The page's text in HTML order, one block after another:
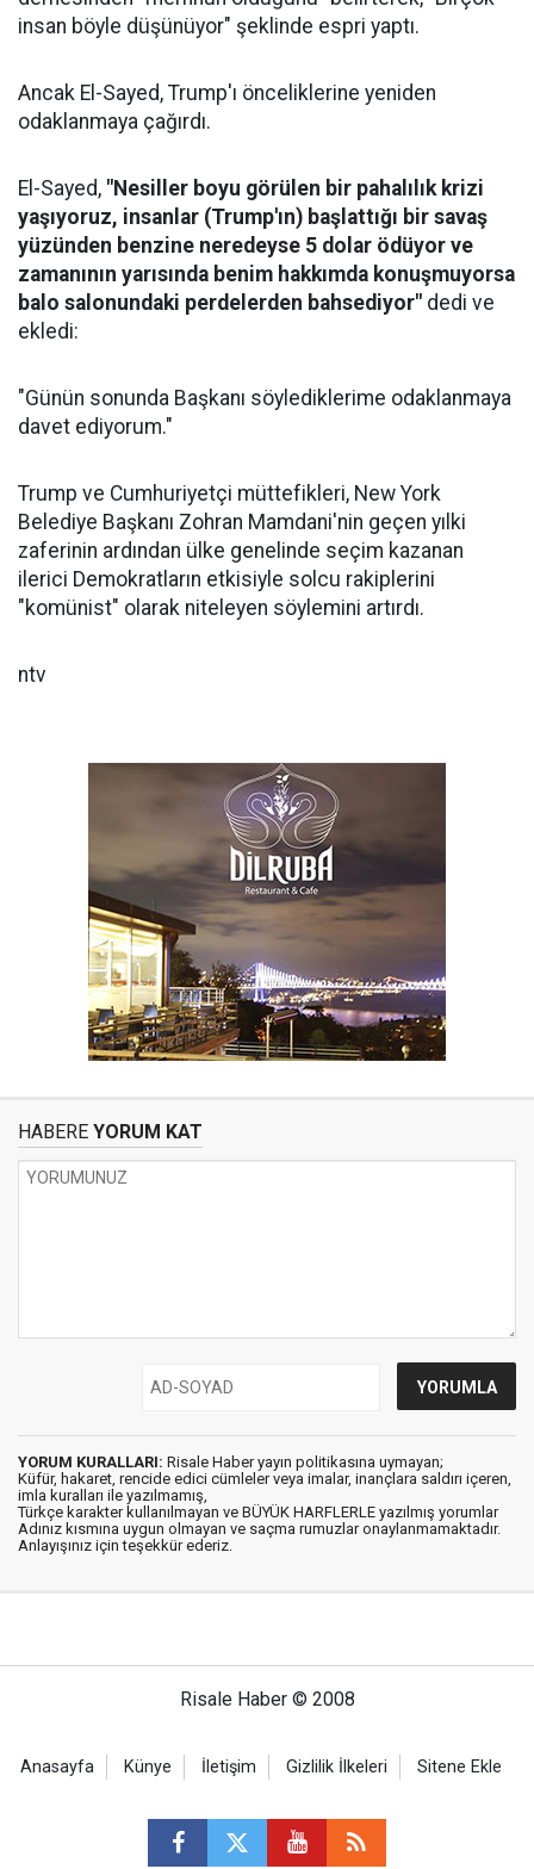
insan böyle düşünüyor" şeklinde espri yaptı.
Ancak El-Sayed, Trump'ı önceliklerine yeniden
odaklanmaya çağırdı.
El-Sayed, "Nesiller boyu görülen bir pahalılık krizi
yaşıyoruz, insanlar (Trump'ın) başlattığı bir savaş
yüzünden benzine neredeyse 5 dolar ödüyor ve
zamanının yarısında benim hakkımda konuşmuyorsa
balo salonundaki perdelerden bahsediyor" dedi ve
ekledi:
"Günün sonunda Başkanı söylediklerime odaklanmaya
davet ediyorum."
Trump ve Cumhuriyetçi müttefikleri, New York
Belediye Başkanı Zohran Mamdani'nin geçen yılki
zaferinin ardından ülke genelinde seçim kazanan
ilerici Demokratların etkisiyle solcu rakiplerini
"komünist" olarak niteleyen söylemini artırdı.
ntv
HABERE YORUM KAT
YORUM KURALLARI: Risale Haber yayın politikasına uymayan;
Küfür, hakaret, rencide edici cümleler veya imalar, inançlara saldırı içeren,
imla kuralları ile yazılmamış,
Türkçe karakter kullanılmayan ve BÜYÜK HARFLERLE yazılmış yorumlar
Adınız kısmına uygun olmayan ve saçma rumuzlar onaylanmamaktadır.
Anlayışınız için teşekkür ederiz.
Risale Haber © 2008
Anasayfa Künye İletişim Gizlilik İlkeleri Sitene Ekle